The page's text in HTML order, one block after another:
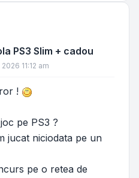
PS3 Slim + cadou
11:12 am
!
pe PS3 ?
jucat niciodata pe un
pe o retea de